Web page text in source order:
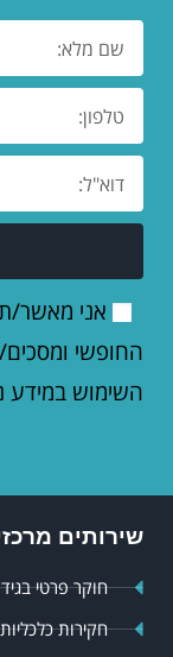
אני מאשר/
החופשי
השימוש במידע
שירותים
חוקר פרטי
חקירות כלכליות